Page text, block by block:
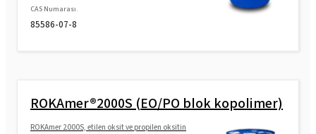
CAS Numarası.
85586-07-8
ROKAmer®2000S (EO/PO blok kopolimer)
ROKAmer 2000S, etilen oksit ve propilen oksitin